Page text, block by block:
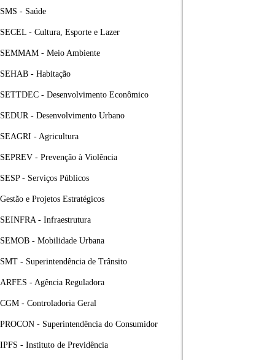
SMS - Saúde
SECEL - Cultura, Esporte e Lazer
SEMMAM - Meio Ambiente
SEHAB - Habitação
SETTDEC - Desenvolvimento Econômico
SEDUR - Desenvolvimento Urbano
SEAGRI - Agricultura
SEPREV - Prevenção à Violência
SESP - Serviços Públicos
Gestão e Projetos Estratégicos
SEINFRA - Infraestrutura
SEMOB - Mobilidade Urbana
SMT - Superintendência de Trânsito
ARFES - Agência Reguladora
CGM - Controladoria Geral
PROCON - Superintendência do Consumidor
IPFS - Instituto de Previdência